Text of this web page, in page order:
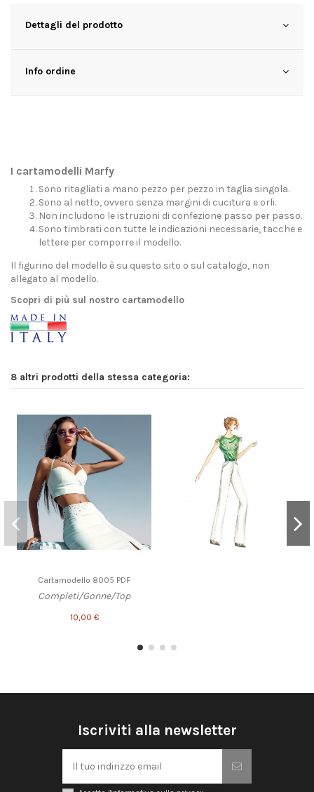
Dettagli del prodotto
Info ordine
I cartamodelli Marfy
Sono ritagliati a mano pezzo per pezzo in taglia singola.
Sono al netto, ovvero senza margini di cucitura e orli.
Non includono le istruzioni di confezione passo per passo.
Sono timbrati con tutte le indicazioni necessarie, tacche e
lettere per comporre il modello.
Il figurino del modello è su questo sito o sul catalogo, non
allegato al modello.
Scopri di più sul nostro cartamodello
8 altri prodotti della stessa categoria:
Cartamodello 8005 PDF
Completi/Gonne/Top
10,00 €
Iscriviti alla newsletter